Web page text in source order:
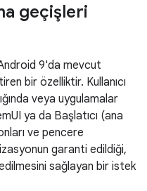
geçişleri
9'da mevcut
bir özelliktir. Kullanıcı
veya uygulamalar
ya da Başlatıcı (ana
ve pencere
garanti edildiği,
sağlayan bir istek